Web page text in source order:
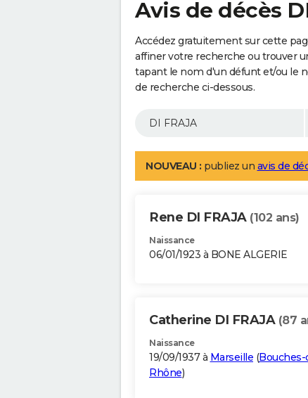
Avis de décès
Accédez gratuitement sur cette
affiner votre recherche ou trouver
tapant le nom d'un défunt et/ou le
de recherche ci-dessous.
NOUVEAU : publiez un avis de
Rene DI FRAJA (102 ans)
Naissance
06/01/1923 à BONE ALGERIE
Catherine DI FRAJA (87
Naissance
19/09/1937 à Marseille (Bouches-
Rhône)